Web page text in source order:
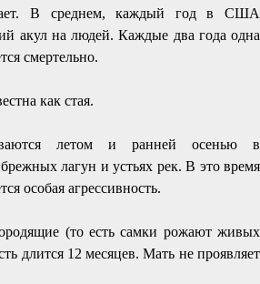
В среднем, каждый год в США
акул на людей. Каждые два года одна
смертельно.
как стая.
летом и ранней осенью в
лагун и устьях рек. В это время
особая агрессивность.
(то есть самки рожают живых
длится 12 месяцев. Мать не проявляет